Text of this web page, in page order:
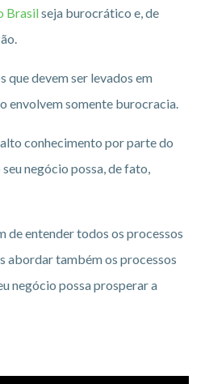
Brasilseja burocrático e, de
que devem ser levados em
envolvem somente burocracia.
conhecimento por parte do
negócio possa, de fato,
de entender todos os processos
abordar também os processos
negócio possa prosperar a